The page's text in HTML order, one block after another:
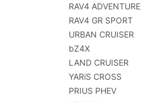
RAV4 ADVENTURE
RAV4 GR SPORT
URBAN CRUISER
bZ4X
LAND CRUISER
YARiS CROSS
PRIUS PHEV